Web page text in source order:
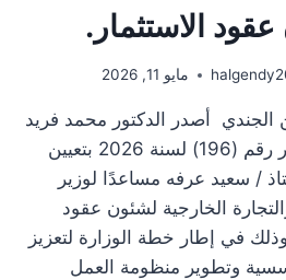
الاستثمار.
مايو 11, 2026
أصدر الدكتور محمد فريد
صالح القرار رقم (196) لسنة 2026 بتعيين
/ سعيد عرفه مساعدًا لوزير
الخارجية لشئون عقود
وذلك في إطار خطة الوزارة لتعزيز
وتطوير منظومة العمل